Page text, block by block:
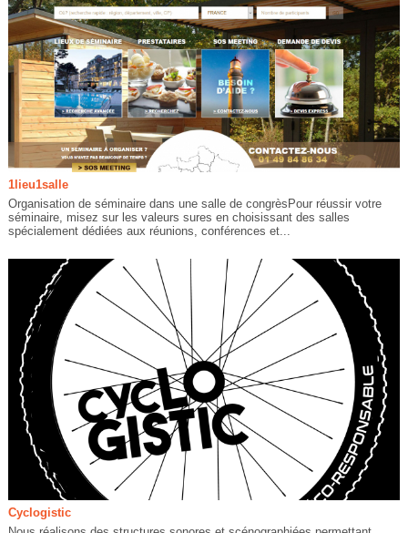
1lieu1salle
Organisation de séminaire dans une salle de congrèsPour réussir votre
séminaire, misez sur les valeurs sures en choisissant des salles
spécialement dédiées aux réunions, conférences et...
Cyclogistic